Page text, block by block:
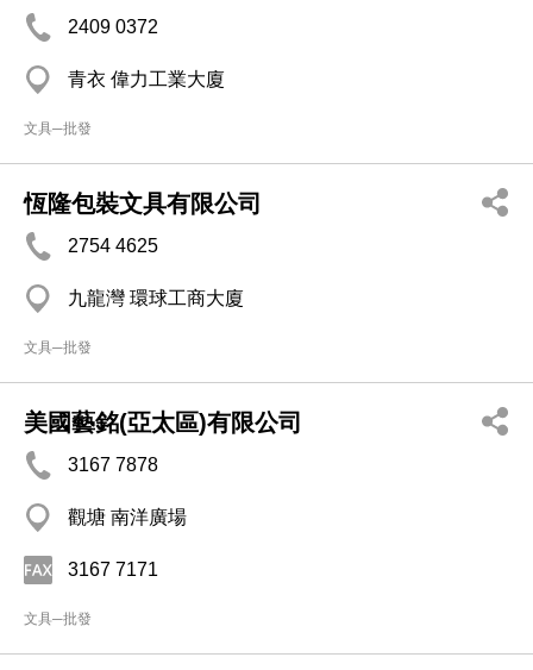
2409 0372
青衣 偉力工業大廈
文具─批發
恆隆包裝文具有限公司
2754 4625
九龍灣 環球工商大廈
文具─批發
美國藝銘(亞太區)有限公司
3167 7878
觀塘 南洋廣場
3167 7171
文具─批發